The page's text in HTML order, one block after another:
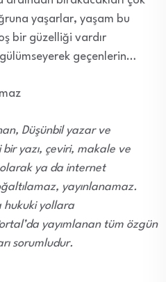
yaşarlar, yaşam bu
bir güzelliği vardır
geçenlerin…
Düşünbil yazar ve
yazı, çeviri, makale ve
olarak ya da internet
yayınlanamaz.
hukuki yollara
yayımlanan tüm özgün
sorumludur.